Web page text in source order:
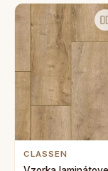
CLASSEN